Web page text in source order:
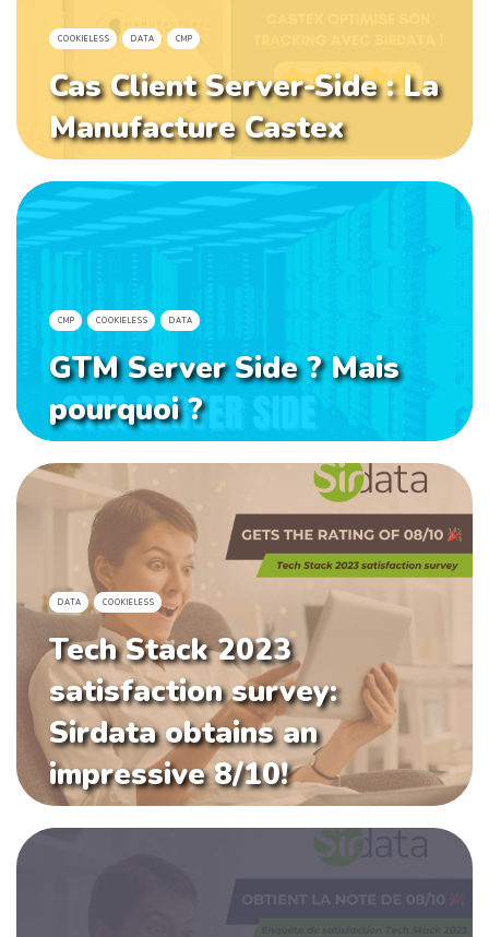
COOKIELESS DATA CMP
Cas Client Server-Side : La
Manufacture Castex
CMP COOKIELESS DATA
GTM Server Side ? Mais
pourquoi ?
DATA COOKIELESS
Tech Stack 2023
satisfaction survey:
Sirdata obtains an
impressive 8/10!